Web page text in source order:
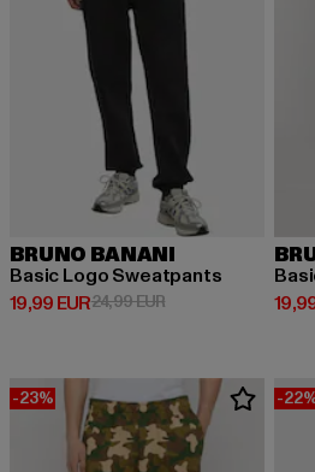
BRUNO BANANI
Basic Logo Sweatpants
19,99 EUR
Derzeitiger Preis: 19,99 EUR
24,99 EURAktionspreis: 24,99
-23% -